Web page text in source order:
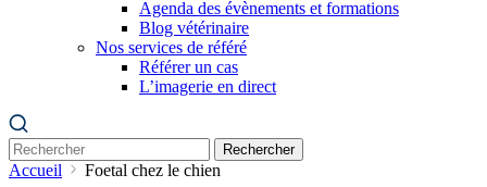
Agenda des évènements et formations
Blog vétérinaire
Nos services de référé
Référer un cas
L’imagerie en direct
Rechercher
Accueil Foetal chez le chien